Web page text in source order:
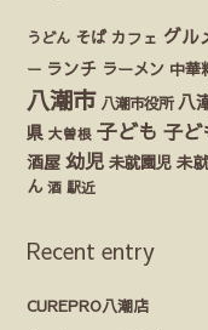
うどん そば カフェ グル
ー ランチ ラーメン 中華
八潮市 八潮市役所 八
県 大曽根 子ども 子ど
酒屋 幼児 未就園児 未
ん 酒 駅近
Recent entry
CUREPRO八潮店